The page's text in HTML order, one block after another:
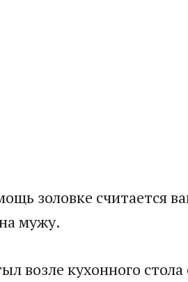
золовке считается
мужу.
возле кухонного